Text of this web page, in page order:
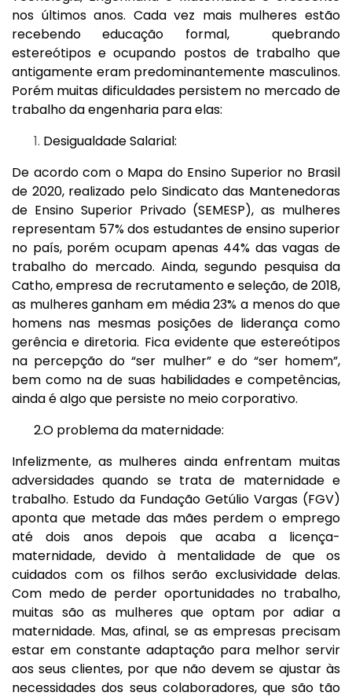
nos últimos anos. Cada vez mais mulheres estão
recebendo educação formal, quebrando
estereótipos e ocupando postos de trabalho que
antigamente eram predominantemente masculinos.
Porém muitas dificuldades persistem no mercado de
trabalho da engenharia para elas:
Desigualdade Salarial:
De acordo com o Mapa do Ensino Superior no Brasil
de 2020, realizado pelo Sindicato das Mantenedoras
de Ensino Superior Privado (SEMESP), as mulheres
representam 57% dos estudantes de ensino superior
no país, porém ocupam apenas 44% das vagas de
trabalho do mercado. Ainda, segundo pesquisa da
Catho, empresa de recrutamento e seleção, de 2018,
as mulheres ganham em média 23% a menos do que
homens nas mesmas posições de liderança como
gerência e diretoria. Fica evidente que estereótipos
na percepção do “ser mulher” e do “ser homem”,
bem como na de suas habilidades e competências,
ainda é algo que persiste no meio corporativo.
2.O problema da maternidade:
Infelizmente, as mulheres ainda enfrentam muitas
adversidades quando se trata de maternidade e
trabalho. Estudo da Fundação Getúlio Vargas (FGV)
aponta que metade das mães perdem o emprego
até dois anos depois que acaba a licença-
maternidade, devido à mentalidade de que os
cuidados com os filhos serão exclusividade delas.
Com medo de perder oportunidades no trabalho,
muitas são as mulheres que optam por adiar a
maternidade. Mas, afinal, se as empresas precisam
estar em constante adaptação para melhor servir
aos seus clientes, por que não devem se ajustar às
necessidades dos seus colaboradores, que são tão